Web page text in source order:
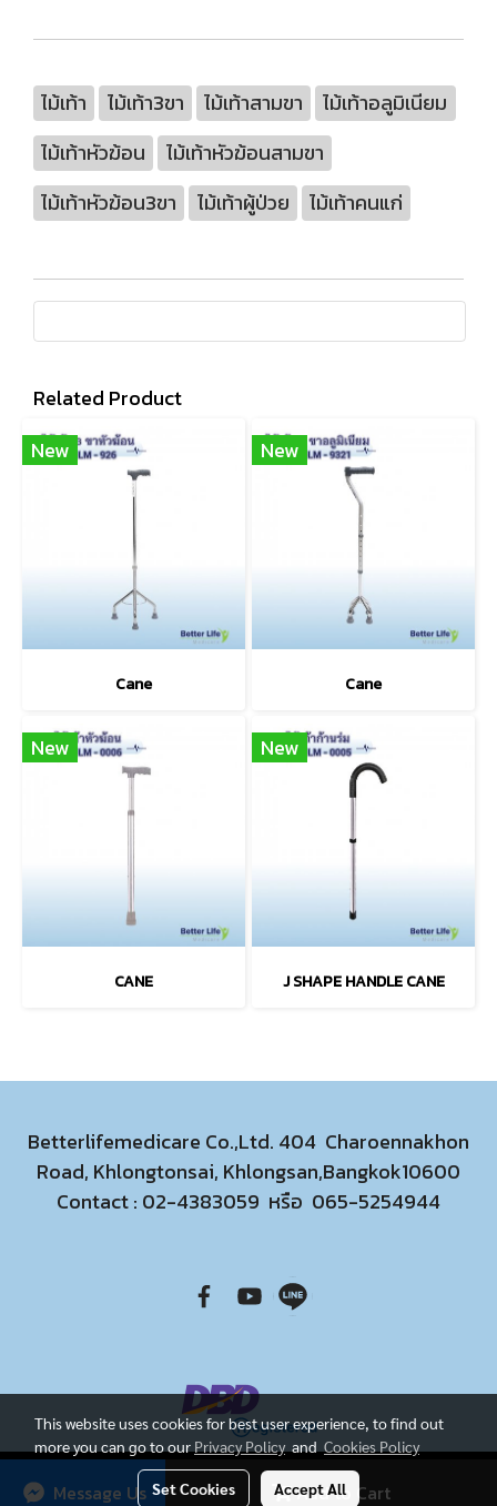
Add to Cart
Message Us
ไม้เท้า ไม้เท้า3ขา ไม้เท้าสามขา
ไม้เท้าอลูมิเนียม
ไม้เท้าหัวฆ้อน
ไม้เท้าหัวฆ้อนสามขา
ไม้เท้าหัวฆ้อน3ขา
ไม้เท้าผู้ป่วย ไม้เท้าคนแก่
Related Product
New
Cane
New
Cane
New
CANE
New
J SHAPE HANDLE CANE
Betterlifemedicare Co.,Ltd. 404 Charoennakhon
Road, Khlongtonsai, Khlongsan,Bangkok10600
Contact : 02-4383059 หรือ 065-5254944
Visitors 3,130,641
This website uses cookies for best user experience, to find out
more you can go to our Privacy Policy and Cookies Policy
Set Cookies Accept All